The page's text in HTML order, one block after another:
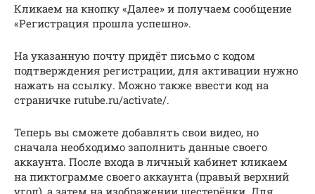
Кликаем на кнопку «Далее» и получаем сообщение
«Регистрация прошла успешно».
На указанную почту придёт письмо с кодом
подтверждения регистрации, для активации нужно
нажать на ссылку. Можно также ввести код на
страничке rutube.ru/activate/.
Теперь вы сможете добавлять свои видео, но
сначала необходимо заполнить данные своего
аккаунта. После входа в личный кабинет кликаем
на пиктограмме своего аккаунта (правый верхний
угол), а затем на изображении шестерёнки. Для